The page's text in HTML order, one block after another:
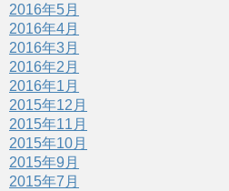
2016年5月
2016年4月
2016年3月
2016年2月
2016年1月
2015年12月
2015年11月
2015年10月
2015年9月
2015年7月